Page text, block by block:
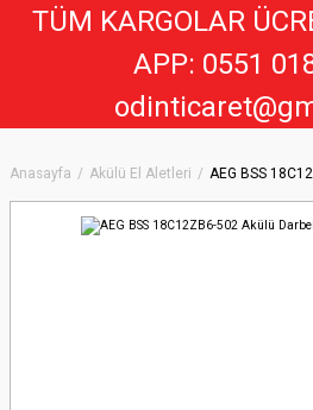
Anasayfa Akülü El Aletleri AEG BSS
TÜM KARGOLAR
APP: 0551